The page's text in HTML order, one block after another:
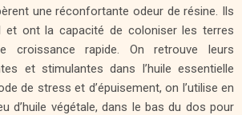
une réconfortante odeur de résine. Ils
et ont la capacité de coloniser les terres
croissance rapide. On retrouve leurs
et stimulantes dans l’huile essentielle
de stress et d’épuisement, on l’utilise en
d’huile végétale, dans le bas du dos pour